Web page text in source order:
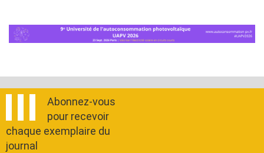
Abonnez-vous
pour recevoir
chaque exemplaire du
journal